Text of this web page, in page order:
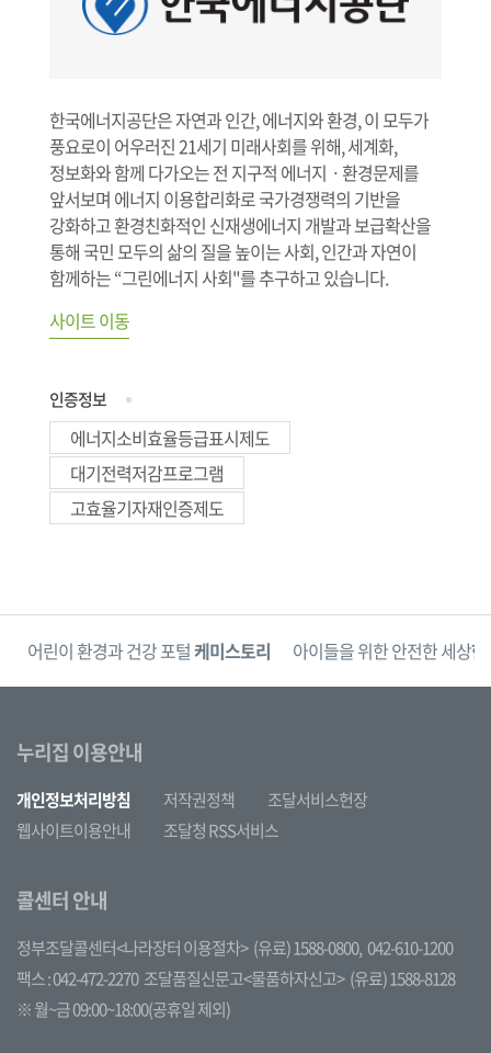
한국에너지공단은 자연과 인간, 에너지와 환경, 이 모두가
풍요로이 어우러진 21세기 미래사회를 위해, 세계화,
정보화와 함께 다가오는 전 지구적 에너지ㆍ환경문제를
앞서보며 에너지 이용합리화로 국가경쟁력의 기반을
강화하고 환경친화적인 신재생에너지 개발과 보급확산을
통해 국민 모두의 삶의 질을 높이는 사회, 인간과 자연이
함께하는 “그린에너지 사회"를 추구하고 있습니다.
사이트 이동
인증정보
에너지소비효율등급표시제도
대기전력저감프로그램
고효율기자재인증제도
어린이 환경과 건강 포털케미스토리 아이들을 위한 안전한 세상
누리집 이용안내
개인정보처리방침 저작권정책
조달서비스헌장
웹사이트이용안내
조달청 RSS서비스
콜센터 안내
정부조달콜센터<나라장터 이용절차> (유료) 1588-0800, 042-610-1200
팩스 : 042-472-2270 조달품질신문고<물품하자신고> (유료) 1588-8128
※ 월~금 09:00~18:00(공휴일 제외)